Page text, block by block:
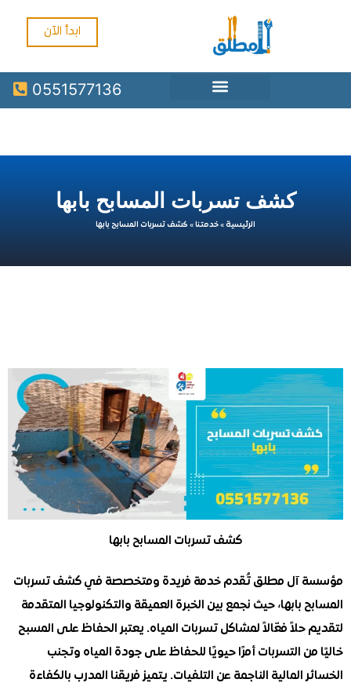
0551577136
كشف تسربات المسابح بابها
خدمتنا»كشف تسربات المسابح بابها
كشف تسربات المسابح بابها
آل مطلق تُقدم خدمة فريدة ومتخصصة في كشف تسربات
بابها، حيث نجمع بين الخبرة العميقة والتكنولوجيا المتقدمة
حلاً فعّالاً لمشاكل تسربات المياه. يعتبر الحفاظ على المسبح
التسربات أمرًا حيويًا للحفاظ على جودة المياه وتجنب
المالية الناجمة عن التلفيات. يتميز فريقنا المدرب بالكفاءة